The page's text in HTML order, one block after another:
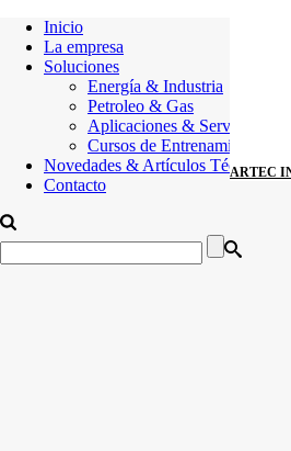
ARTEC
Inicio
La empresa
Soluciones
Energía & Industria
Petroleo & Gas
Aplicaciones & Servicios
Cursos de Entrenamiento
Novedades & Artículos Técnicos
Contacto